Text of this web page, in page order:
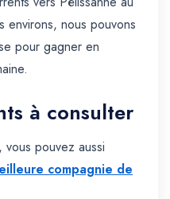
nous pouvons
pour gagner en
à consulter
pouvez aussi
compagnie de